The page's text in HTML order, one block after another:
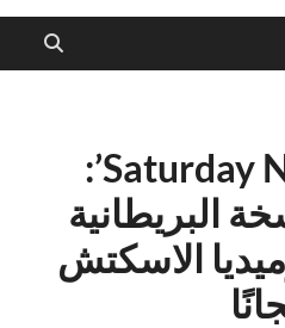
‘Saturday Night Live UK’:
البريطانية
الاسكتش